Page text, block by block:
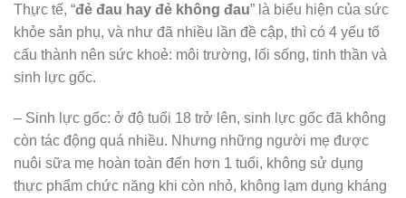
Thực tế, “đẻ đau hay đẻ không đau” là biểu hiện của sức
khỏe sản phụ, và như đã nhiều lần đề cập, thì có 4 yếu tố
cấu thành nên sức khoẻ: môi trường, lối sống, tinh thần và
sinh lực gốc.
– Sinh lực gốc: ở độ tuổi 18 trở lên, sinh lực gốc đã không
còn tác động quá nhiều. Nhưng những người mẹ được
nuôi sữa mẹ hoàn toàn đến hơn 1 tuổi, không sử dụng
thực phẩm chức năng khi còn nhỏ, không lạm dụng kháng